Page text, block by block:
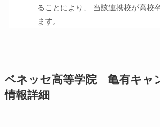
ることにより、 当該連携校が高校
ます。
ベネッセ高等学院 亀有キャ
情報詳細